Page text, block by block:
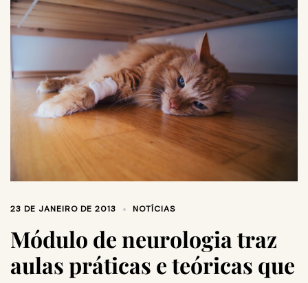
23 DE JANEIRO DE 2013 NOTÍCIAS
Módulo de neurologia traz
aulas práticas e teóricas que